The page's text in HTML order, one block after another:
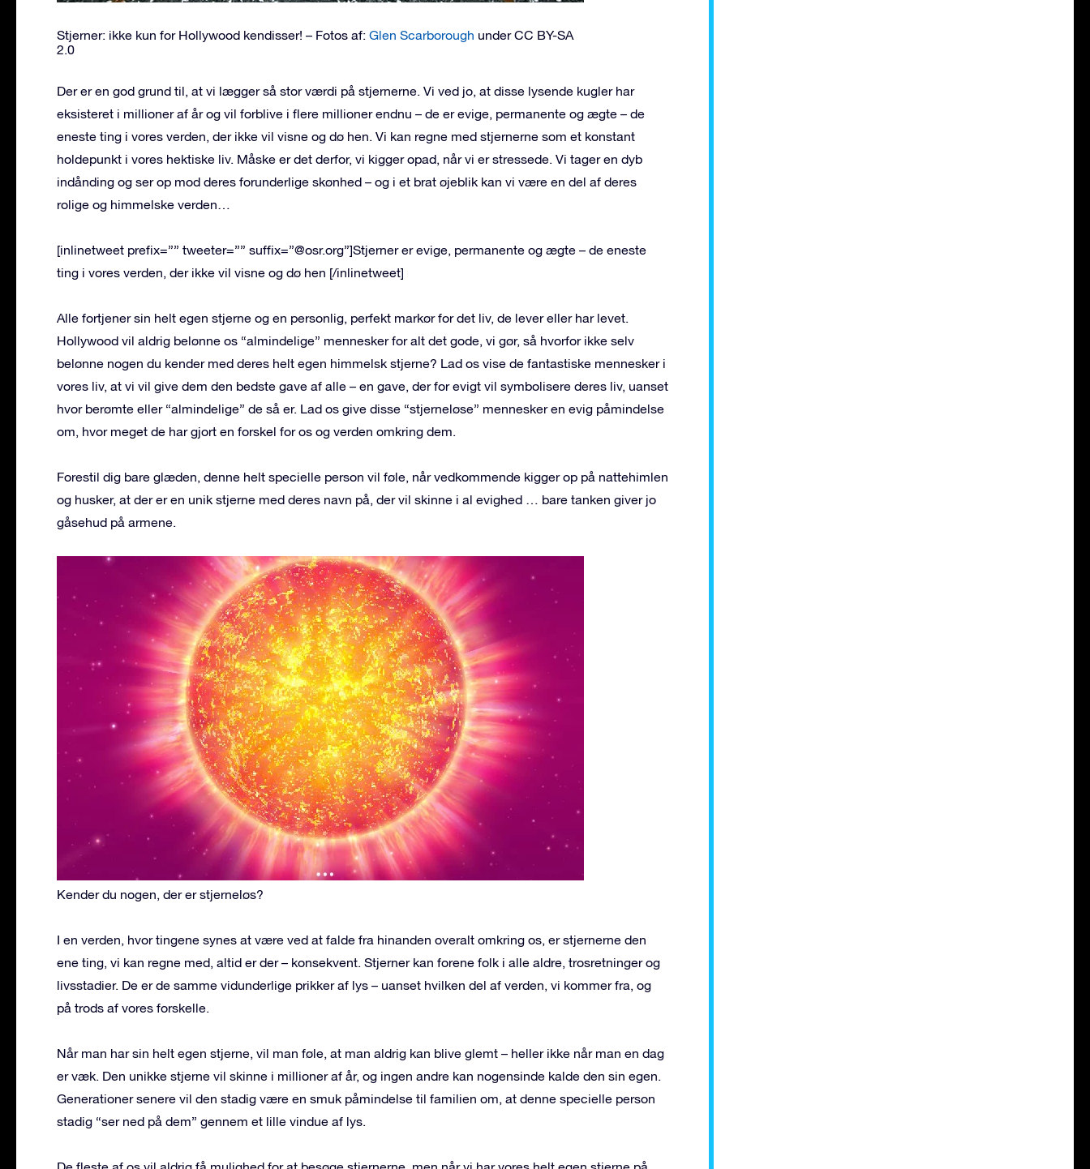
Stjerner: ikke kun for Hollywood kendisser! – Fotos af: Glen Scarborough under CC BY-SA
2.0
Der er en god grund til, at vi lægger så stor værdi på stjernerne. Vi ved jo, at disse lysende kugler har
eksisteret i millioner af år og vil forblive i flere millioner endnu – de er evige, permanente og ægte – de
eneste ting i vores verden, der ikke vil visne og dø hen. Vi kan regne med stjernerne som et konstant
holdepunkt i vores hektiske liv. Måske er det derfor, vi kigger opad, når vi er stressede. Vi tager en dyb
indånding og ser op mod deres forunderlige skønhed – og i et brat øjeblik kan vi være en del af ​​deres
rolige og himmelske verden…
[inlinetweet prefix=”” tweeter=”” suffix=”@osr.org”]Stjerner er evige, permanente og ægte – de eneste
ting i vores verden, der ikke vil visne og dø hen [/inlinetweet]
Alle fortjener sin helt egen stjerne og en personlig, perfekt markør for det liv, de lever eller har levet.
Hollywood vil aldrig belønne os “almindelige” mennesker for alt det gode, vi gør, så hvorfor ikke selv
belønne nogen du kender med deres helt egen himmelsk stjerne? Lad os vise de fantastiske mennesker i
vores liv, at vi vil give dem den bedste gave af alle – en gave, der for evigt vil symbolisere deres liv, uanset
hvor berømte eller “almindelige” de så er. Lad os give disse “stjerneløse” mennesker en evig påmindelse
om, hvor meget de har gjort en forskel for os og verden omkring dem.
Forestil dig bare glæden, denne helt specielle person vil føle, når vedkommende kigger op på nattehimlen
og husker, at der er en unik stjerne med deres navn på, der vil skinne i al evighed … bare tanken giver jo
gåsehud på armene.
Kender du nogen, der er stjerneløs?
I en verden, hvor tingene synes at være ved at falde fra hinanden overalt omkring os, er stjernerne den
ene ting, vi kan regne med, altid er der – konsekvent. Stjerner kan forene folk i alle aldre, trosretninger og
livsstadier. De er de samme vidunderlige prikker af lys – uanset hvilken del af verden, vi kommer fra, og
på trods af vores forskelle.
Når man har sin helt egen stjerne, vil man føle, at man aldrig kan blive glemt – heller ikke når man en dag
er væk. Den unikke stjerne vil skinne i millioner af år, og ingen andre kan nogensinde kalde den sin egen.
Generationer senere vil den stadig være en smuk påmindelse til familien om, at denne specielle person
stadig “ser ned på dem” gennem et lille vindue af lys.